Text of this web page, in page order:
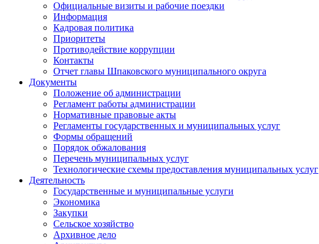
Официальные визиты и рабочие поездки
Информация
Кадровая политика
Приоритеты
Противодействие коррупции
Контакты
Отчет главы Шпаковского муниципального округа
Документы
Положение об администрации
Регламент работы администрации
Нормативные правовые акты
Регламенты государственных и муниципальных услуг
Формы обращений
Порядок обжалования
Перечень муниципальных услуг
Технологические схемы предоставления муниципальных услуг
Деятельность
Государственные и муниципальные услуги
Экономика
Закупки
Сельское хозяйство
Архивное дело